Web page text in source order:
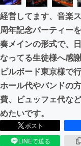
まちづく
CAMPFIRE
CAMPFIRE
経営してます、音楽
周年記念パーティー
奏メインの形式で、
なってる生徒様へ感謝
ビルボード東京様で行
ホール代やバンドの
費、ビュッフェ代な
めたいです。
ポスト
LINEで送る